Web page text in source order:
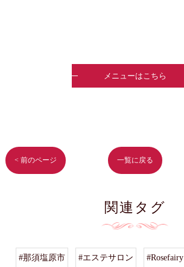
メニューはこちら
< 前のページ 一覧に戻る
関連タグ
#那須塩原市 #エステサロン #Rosefairy